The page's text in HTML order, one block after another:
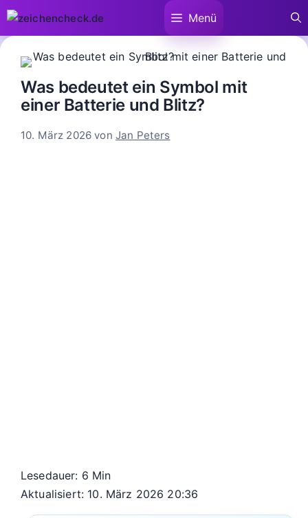
Zum
springen
Menü
Was bedeutet ein Symbol mit
einer Batterie und Blitz?
10. März 2026 von Jan Peters
Lesedauer: 6 Min
Aktualisiert: 10. März 2026 20:36